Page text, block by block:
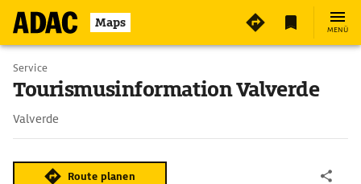
Maps MENÜ
Service
Tourismusinformation Valverde
Valverde
Route planen